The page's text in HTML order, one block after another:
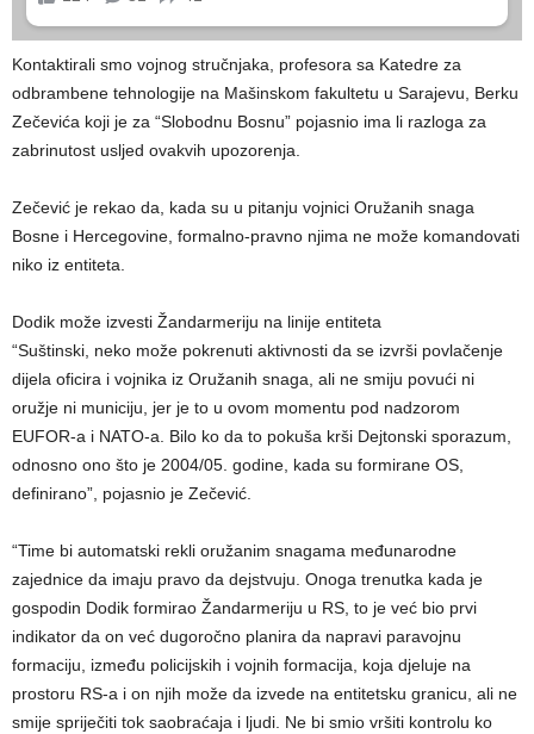
Kontaktirali smo vojnog stručnjaka, profesora sa Katedre za
odbrambene tehnologije na Mašinskom fakultetu u Sarajevu, Berku
Zečevića koji je za “Slobodnu Bosnu” pojasnio ima li razloga za
zabrinutost usljed ovakvih upozorenja.
Zečević je rekao da, kada su u pitanju vojnici Oružanih snaga
Bosne i Hercegovine, formalno-pravno njima ne može komandovati
niko iz entiteta.
Dodik može izvesti Žandarmeriju na linije entiteta
“Suštinski, neko može pokrenuti aktivnosti da se izvrši povlačenje
dijela oficira i vojnika iz Oružanih snaga, ali ne smiju povući ni
oružje ni municiju, jer je to u ovom momentu pod nadzorom
EUFOR-a i NATO-a. Bilo ko da to pokuša krši Dejtonski sporazum,
odnosno ono što je 2004/05. godine, kada su formirane OS,
definirano”, pojasnio je Zečević.
“Time bi automatski rekli oružanim snagama međunarodne
zajednice da imaju pravo da dejstvuju. Onoga trenutka kada je
gospodin Dodik formirao Žandarmeriju u RS, to je već bio prvi
indikator da on već dugoročno planira da napravi paravojnu
formaciju, između policijskih i vojnih formacija, koja djeluje na
prostoru RS-a i on njih može da izvede na entitetsku granicu, ali ne
smije spriječiti tok saobraćaja i ljudi. Ne bi smio vršiti kontrolu ko